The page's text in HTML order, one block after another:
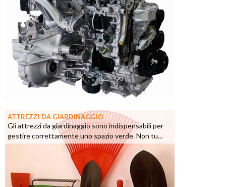
ATTREZZI DA GIARDINAGGIO
Gli attrezzi da giardinaggio sono indispensabili per
gestire correttamente uno spazio verde. Non tu...